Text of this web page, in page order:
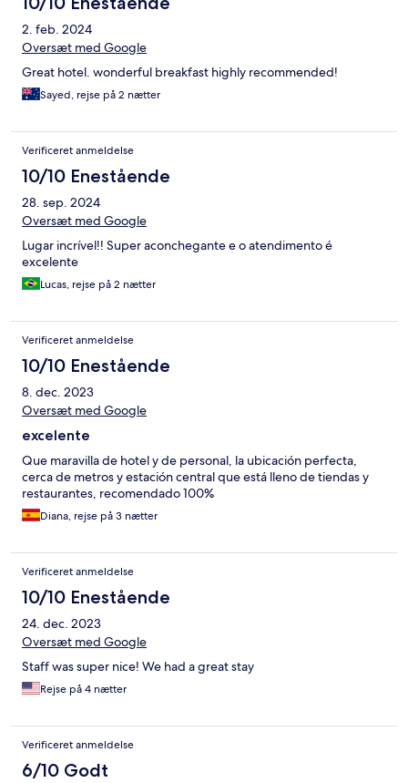
2. feb. 2024
Oversæt med Google
Great hotel. wonderful breakfast highly recommended!
Sayed, rejse på 2 nætter
Verificeret anmeldelse
10/10 Enestående
28. sep. 2024
Oversæt med Google
Lugar incrível!! Super aconchegante e o atendimento é
excelente
Lucas, rejse på 2 nætter
Verificeret anmeldelse
10/10 Enestående
8. dec. 2023
Oversæt med Google
excelente
Que maravilla de hotel y de personal, la ubicación perfecta,
cerca de metros y estación central que está lleno de tiendas y
restaurantes, recomendado 100%
Diana, rejse på 3 nætter
Verificeret anmeldelse
10/10 Enestående
24. dec. 2023
Oversæt med Google
Staff was super nice! We had a great stay
Rejse på 4 nætter
Verificeret anmeldelse
6/10 Godt